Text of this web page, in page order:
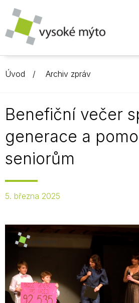
Úvod Archiv zpráv
Benefiční večer
generace a
seniorům
5. března 2025